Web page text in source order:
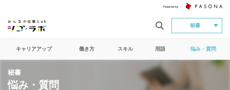
秘書
キャリアアップ 働き方 スキル 用語 悩み・質問
秘書
悩み・質問